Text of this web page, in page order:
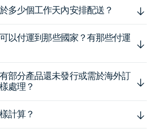
多少個工作天內安排配送？
以付運到那些國家？有那些付運
部分產品還未發行或需於海外訂
處理？
計算？